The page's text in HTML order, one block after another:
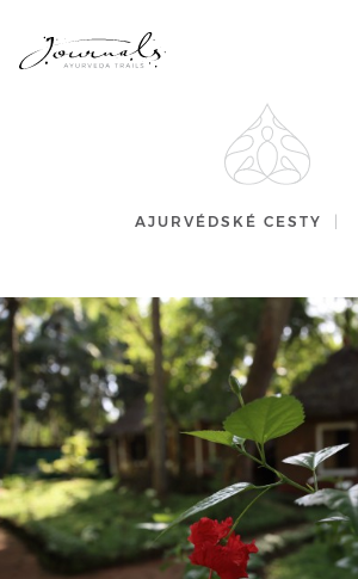
AJURVÉDSKÉ CESTY